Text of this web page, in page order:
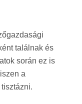
találnak és
során ez is
a